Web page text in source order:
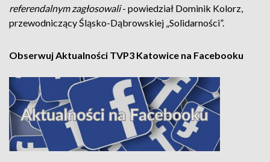
referendalnym zagłosowali- powiedział Dominik Kolorz,
przewodniczący Śląsko-Dąbrowskiej „Solidarności”.
Obserwuj Aktualności TVP3 Katowice na Facebooku